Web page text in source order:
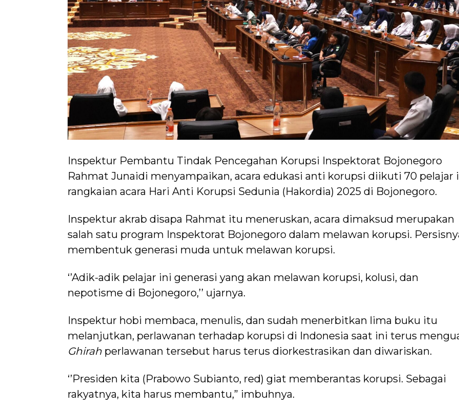
Inspektur Pembantu Tindak Pencegahan Korupsi Inspektorat Bojonegoro
Rahmat Junaidi menyampaikan, acara edukasi anti korupsi diikuti 70 pelajar
rangkaian acara Hari Anti Korupsi Sedunia (Hakordia) 2025 di Bojonegoro.
Inspektur akrab disapa Rahmat itu meneruskan, acara dimaksud merupakan
salah satu program Inspektorat Bojonegoro dalam melawan korupsi.
membentuk generasi muda untuk melawan korupsi.
‘’Adik-adik pelajar ini generasi yang akan melawan korupsi, kolusi, dan
nepotisme di Bojonegoro,’’ ujarnya.
Inspektur hobi membaca, menulis, dan sudah menerbitkan lima buku itu
melanjutkan, perlawanan terhadap korupsi di Indonesia saat ini terus
Ghirah perlawanan tersebut harus terus diorkestrasikan dan diwariskan.
‘’Presiden kita (Prabowo Subianto, red) giat memberantas korupsi. Sebagai
rakyatnya, kita harus membantu,” imbuhnya.